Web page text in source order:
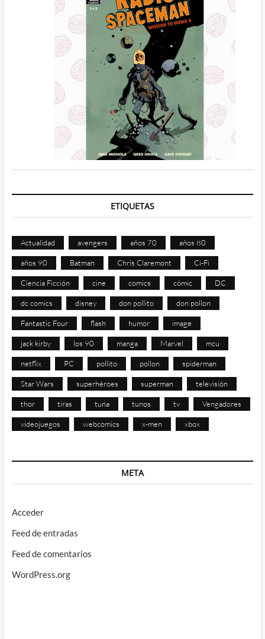
ETIQUETAS
Actualidad avengers años 70 años 80
años 90 Batman Chris Claremont Ci-Fi
Ciencia Ficción cine comics cómic DC
dc comics disney don pollito don pollon
Fantastic Four flash humor image
jack kirby los 90 manga Marvel mcu
netflix PC pollito pollon spiderman
Star Wars superhéroes superman televisión
thor tiras tuna tunos tv Vengadores
videojuegos webcomics x-men xbox
META
Acceder
Feed de entradas
Feed de comentarios
WordPress.org